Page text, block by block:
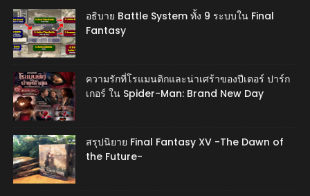
อธิบาย Battle System ทั้ง 9 ระบบใน Final
Fantasy
ความรักที่โรแมนติกและน่าเศร้าของปีเตอร์ ปาร์ก
เกอร์ ใน Spider-Man: Brand New Day
สรุปนิยาย Final Fantasy XV -The Dawn of
the Future-